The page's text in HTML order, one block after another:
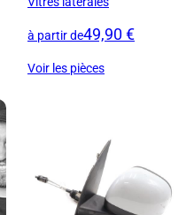
à partir de49,90 €
Voir les pièces